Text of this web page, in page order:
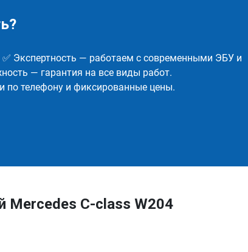
Экспертность — работаем с современными ЭБУ и
— гарантия на все виды работ.
по телефону и фиксированные цены.
Mercedes C-class W204